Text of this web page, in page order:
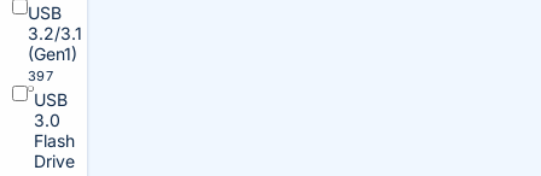
USB
3.2/3.1
(Gen1)
397
USB
3.0
Flash
Drive